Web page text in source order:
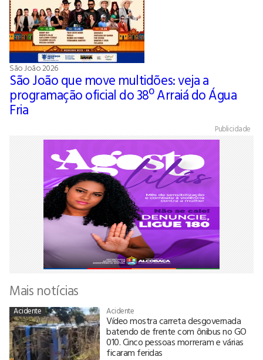
São João 2026
São João que move multidões: veja a
programação oficial do 38º Arraiá do Água
Fria
Publicidade
Mais notícias
Acidente Acidente
Vídeo mostra carreta desgovernada
batendo de frente com ônibus no GO
010. Cinco pessoas morreram e várias
ficaram feridas